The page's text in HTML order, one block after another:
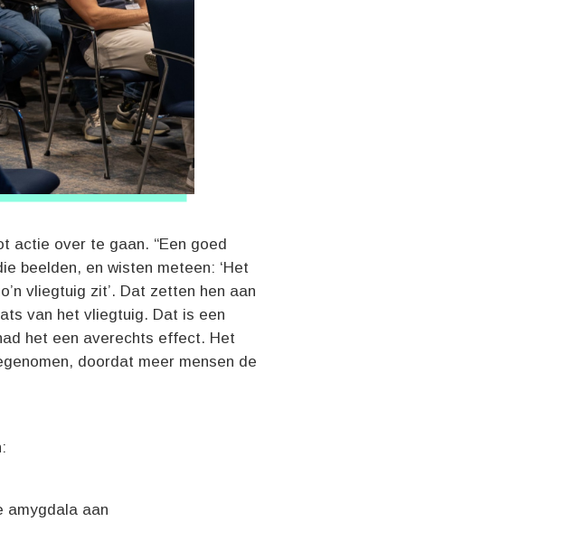
actie over te gaan. “Een goed
beelden, en wisten meteen: ‘Het
vliegtuig zit’. Dat zetten hen aan
van het vliegtuig. Dat is een
het een averechts effect. Het
doordat meer mensen de
amygdala aan